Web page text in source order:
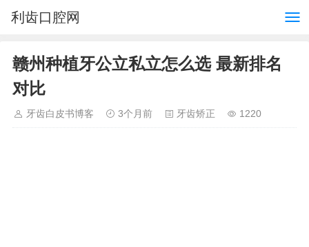
利齿口腔网
赣州种植牙公立私立怎么选 最新排名
对比
牙齿白皮书博客 3个月前 牙齿矫正 1220